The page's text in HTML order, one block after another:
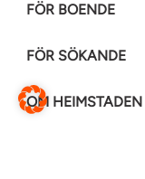
FÖR BOENDE
FÖR SÖKANDE
OM HEIMSTADEN